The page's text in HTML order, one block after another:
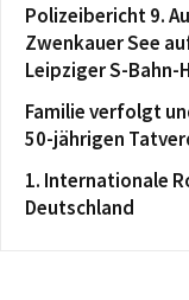
Polizeibericht 9.
Zwenkauer See
Leipziger S-
Familie verfolgt
50-jährigen
1. Internationale
Deutschland